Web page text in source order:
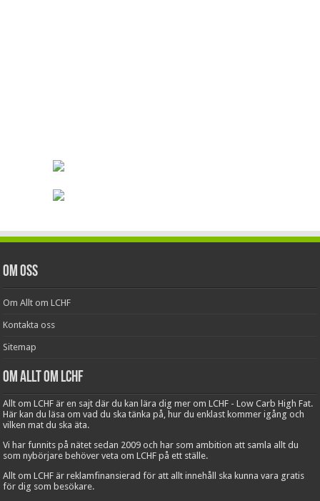
Om oss
Om Allt om LCHF
Kontakta oss
Sitemap
Om Allt om LCHF
Allt om LCHF är en sajt där du kan lära dig mer om LCHF - Low Carb High Fat.
Här kan du läsa om vad du ska tänka på, hur du enklast kommer igång och
vilken mat du ska äta.
Vi har funnits på nätet sedan 2009 och har som ambition att samla allt du
som nybörjare behöver veta om LCHF på ett ställe.
Allt om LCHF är reklamfinansierad för att allt innehåll ska kunna vara gratis
för dig som besökare.